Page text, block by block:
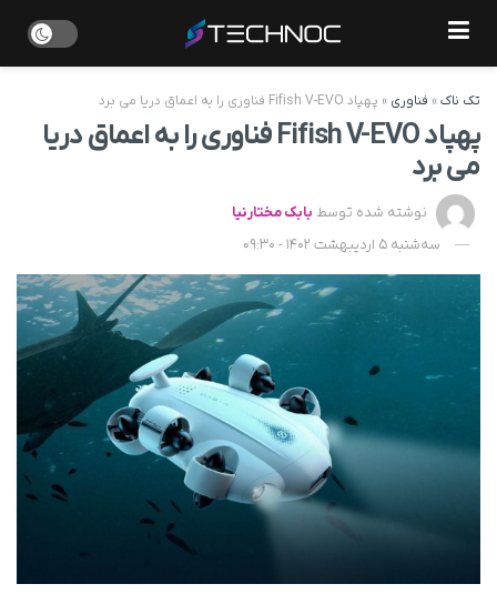
تک ناک» فناوری » پهپاد Fifish V-EVO فناوری را به اعماق دریا می برد
پهپاد Fifish V-EVO فناوری را به اعماق دریا
می برد
نوشته شده توسط بابک مختارنیا
سه‌شنبه 5 اردیبهشت 1402 - 09:30